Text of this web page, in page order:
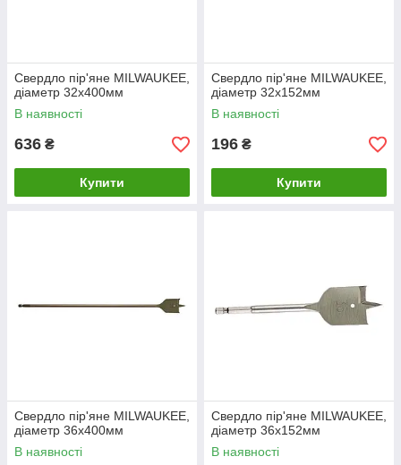
Свердло пір'яне MILWAUKEE,
діаметр 32x400мм
В наявності
636 ₴
Купити
Свердло пір'яне MILWAUKEE,
діаметр 32x152мм
В наявності
196 ₴
Купити
Свердло пір'яне MILWAUKEE,
діаметр 36x400мм
В наявності
Свердло пір'яне MILWAUKEE,
діаметр 36x152мм
В наявності